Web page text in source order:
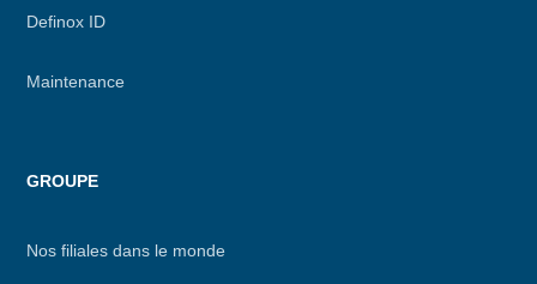
Definox ID
Maintenance
GROUPE
Nos filiales dans le monde